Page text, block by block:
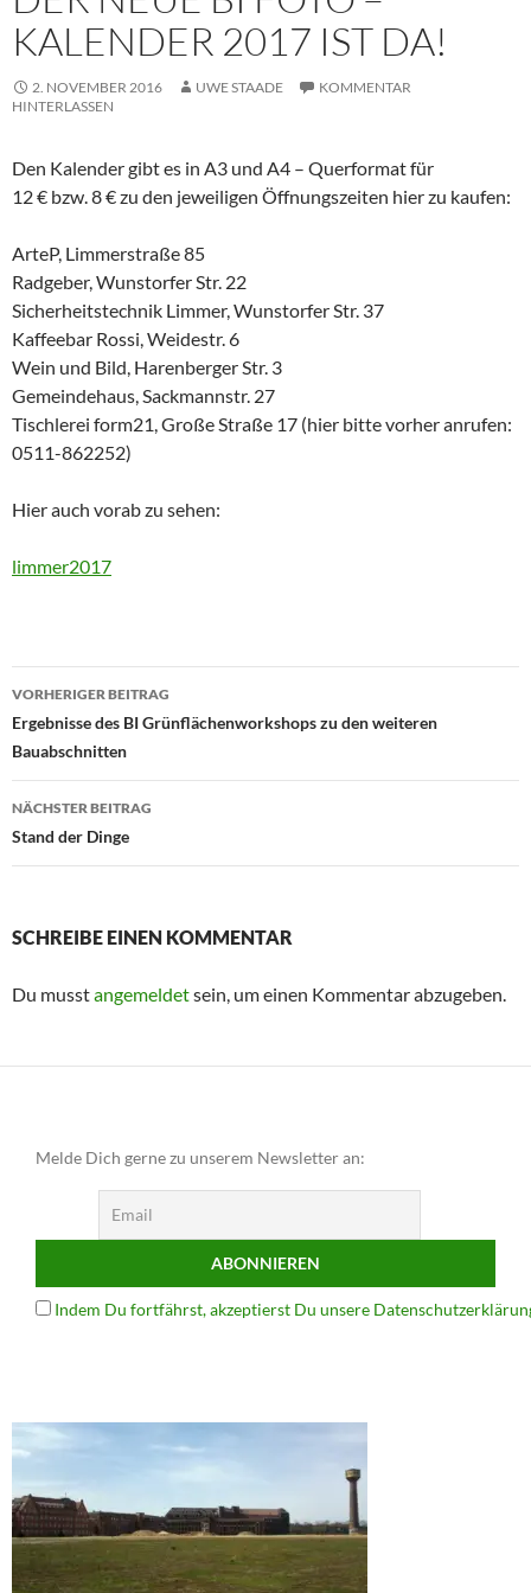
KALENDER 2017 IST DA!
2. NOVEMBER 2016 UWE STAADE
KOMMENTAR
HINTERLASSEN
Den Kalender gibt es in A3 und A4 – Querformat für
12 € bzw. 8 € zu den jeweiligen Öffnungszeiten hier zu kaufen:
ArteP, Limmerstraße 85
Radgeber, Wunstorfer Str. 22
Sicherheitstechnik Limmer, Wunstorfer Str. 37
Kaffeebar Rossi, Weidestr. 6
Wein und Bild, Harenberger Str. 3
Gemeindehaus, Sackmannstr. 27
Tischlerei form21, Große Straße 17 (hier bitte vorher anrufen:
0511-862252)
Hier auch vorab zu sehen:
limmer2017
Beitragsnavigation
VORHERIGER BEITRAG
Ergebnisse des BI Grünflächenworkshops zu den weiteren
Bauabschnitten
NÄCHSTER BEITRAG
Stand der Dinge
SCHREIBE EINEN KOMMENTAR
Du musstangemeldetsein, um einen Kommentar abzugeben.
Melde Dich gerne zu unserem Newsletter an:
Indem Du fortfährst, akzeptierst Du unsere